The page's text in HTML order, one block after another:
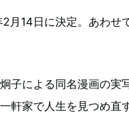
月14日に決定。あわせ
子による同名漫画の実
軒家で人生を見つめ直